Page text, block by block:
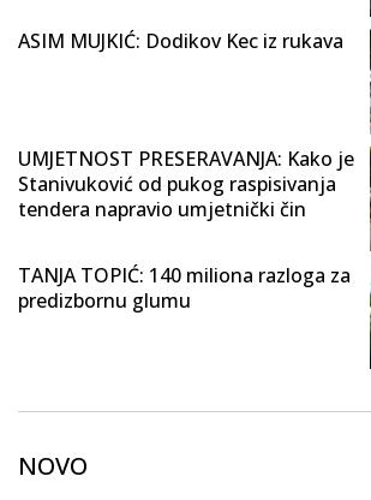
ASIM MUJKIĆ: Dodikov Kec iz rukava
UMJETNOST PRESERAVANJA: Kako je
Stanivuković od pukog raspisivanja
tendera napravio umjetnički čin
TANJA TOPIĆ: 140 miliona razloga za
predizbornu glumu
NOVO